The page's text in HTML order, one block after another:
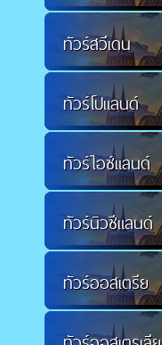
ทัวร์สวีเดน
ทัวร์โปแลนด์
ทัวร์ไอซ์แลนด์
ทัวร์นิวซีแลนด์
ทัวร์ออสเตรีย